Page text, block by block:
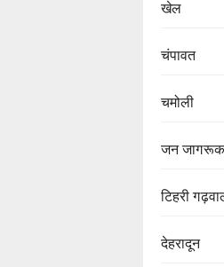
खेल
चंपावत
चमोली
जन
टिहरी
देहरादून